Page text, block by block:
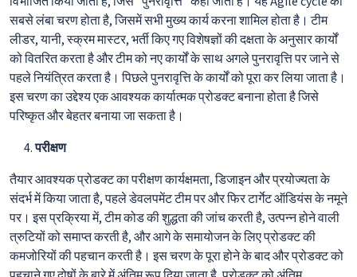
सबसे लंबा चरण होता है, जिसमें सभी मुख्य कार्य करना शामिल होता है। टीम
लीडर, यानी, स्क्रम मास्टर, भर्ती किए गए विशेषज्ञों की दक्षता के अनुसार कार्यों
को वितरित करता है और टीम को नए कार्यों के साथ अगले पुनरावृत्ति पर जाने से
पहले नियंत्रित करता है। पिछले पुनरावृत्ति के कार्यों को पूरा कर लिया जाता है।
इस चरण का उद्देश्य एक आवश्यक कार्यात्मक प्रोडक्ट बनाना होता है जिसे
परिष्कृत और बेहतर बनाया जा सकता है।
परीक्षण
तैयार आवश्यक प्रोडक्ट का परीक्षण कार्यक्षमता, डिजाइन और प्रयोज्यता के
संदर्भ में किया जाता है, पहले डेवलपमेंट टीम पर और फिर टार्गेट ऑडियंस के नमूने
पर। इस प्रक्रिया में, टीम कोड की शुद्धता की जांच करती है, उत्पन्न होने वाली
त्रुटियों को समाप्त करती है, और आगे के समायोजन के लिए प्रोडक्ट की
कमजोरियों की पहचान करती है। इस चरण के पूरा होने के बाद और प्रोडक्ट को